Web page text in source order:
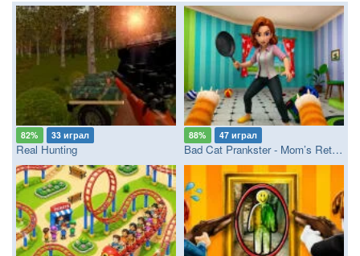
82% 33 играл
Real Hunting
88% 47 играл
Bad Cat Prankster - Mom’s Return